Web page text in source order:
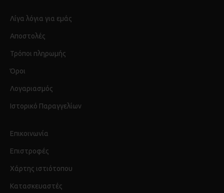
Λίγα λόγια για εμάς
Αποστολές
Τρόποι πληρωμής
Όροι
Λογαριασμός
Ιστορικό Παραγγελίων
Επικοινωνία
Επιστροφές
Χάρτης ιστιότοπου
Κατασκευαστές